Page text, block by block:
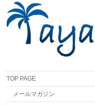
TOP PAGE
メールマガジン